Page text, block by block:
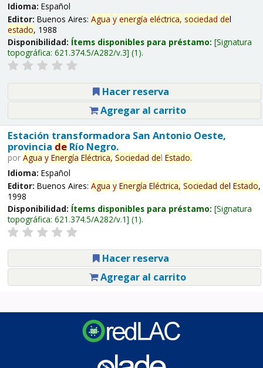
Idioma: Español
Editor: Buenos Aires: Agua y energía eléctrica, sociedad del
estado, 1988
Disponibilidad: Ítems disponibles para préstamo: Signatura
topográfica: 621.374.5/A282/v.3 (1).
Hacer reserva
Agregar al carrito
Estación transformadora San Antonio Oeste,
provincia deRío Negro.
por Agua y Energía Eléctrica, Sociedad del Estado.
Idioma: Español
Editor: Buenos Aires: Agua y Energía Eléctrica, Sociedad del Estado,
1998
Disponibilidad: Ítems disponibles para préstamo: Signatura
topográfica: 621.374.5/A282/v.1 (1).
Hacer reserva
Agregar al carrito